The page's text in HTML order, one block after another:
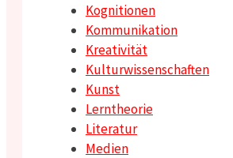
Kognitionen
Kommunikation
Kreativität
Kulturwissenschaften
Kunst
Lerntheorie
Literatur
Medien